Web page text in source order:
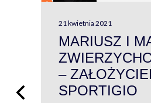
21 kwietnia 2021
MARIUSZ I
–
SPORTIGIO